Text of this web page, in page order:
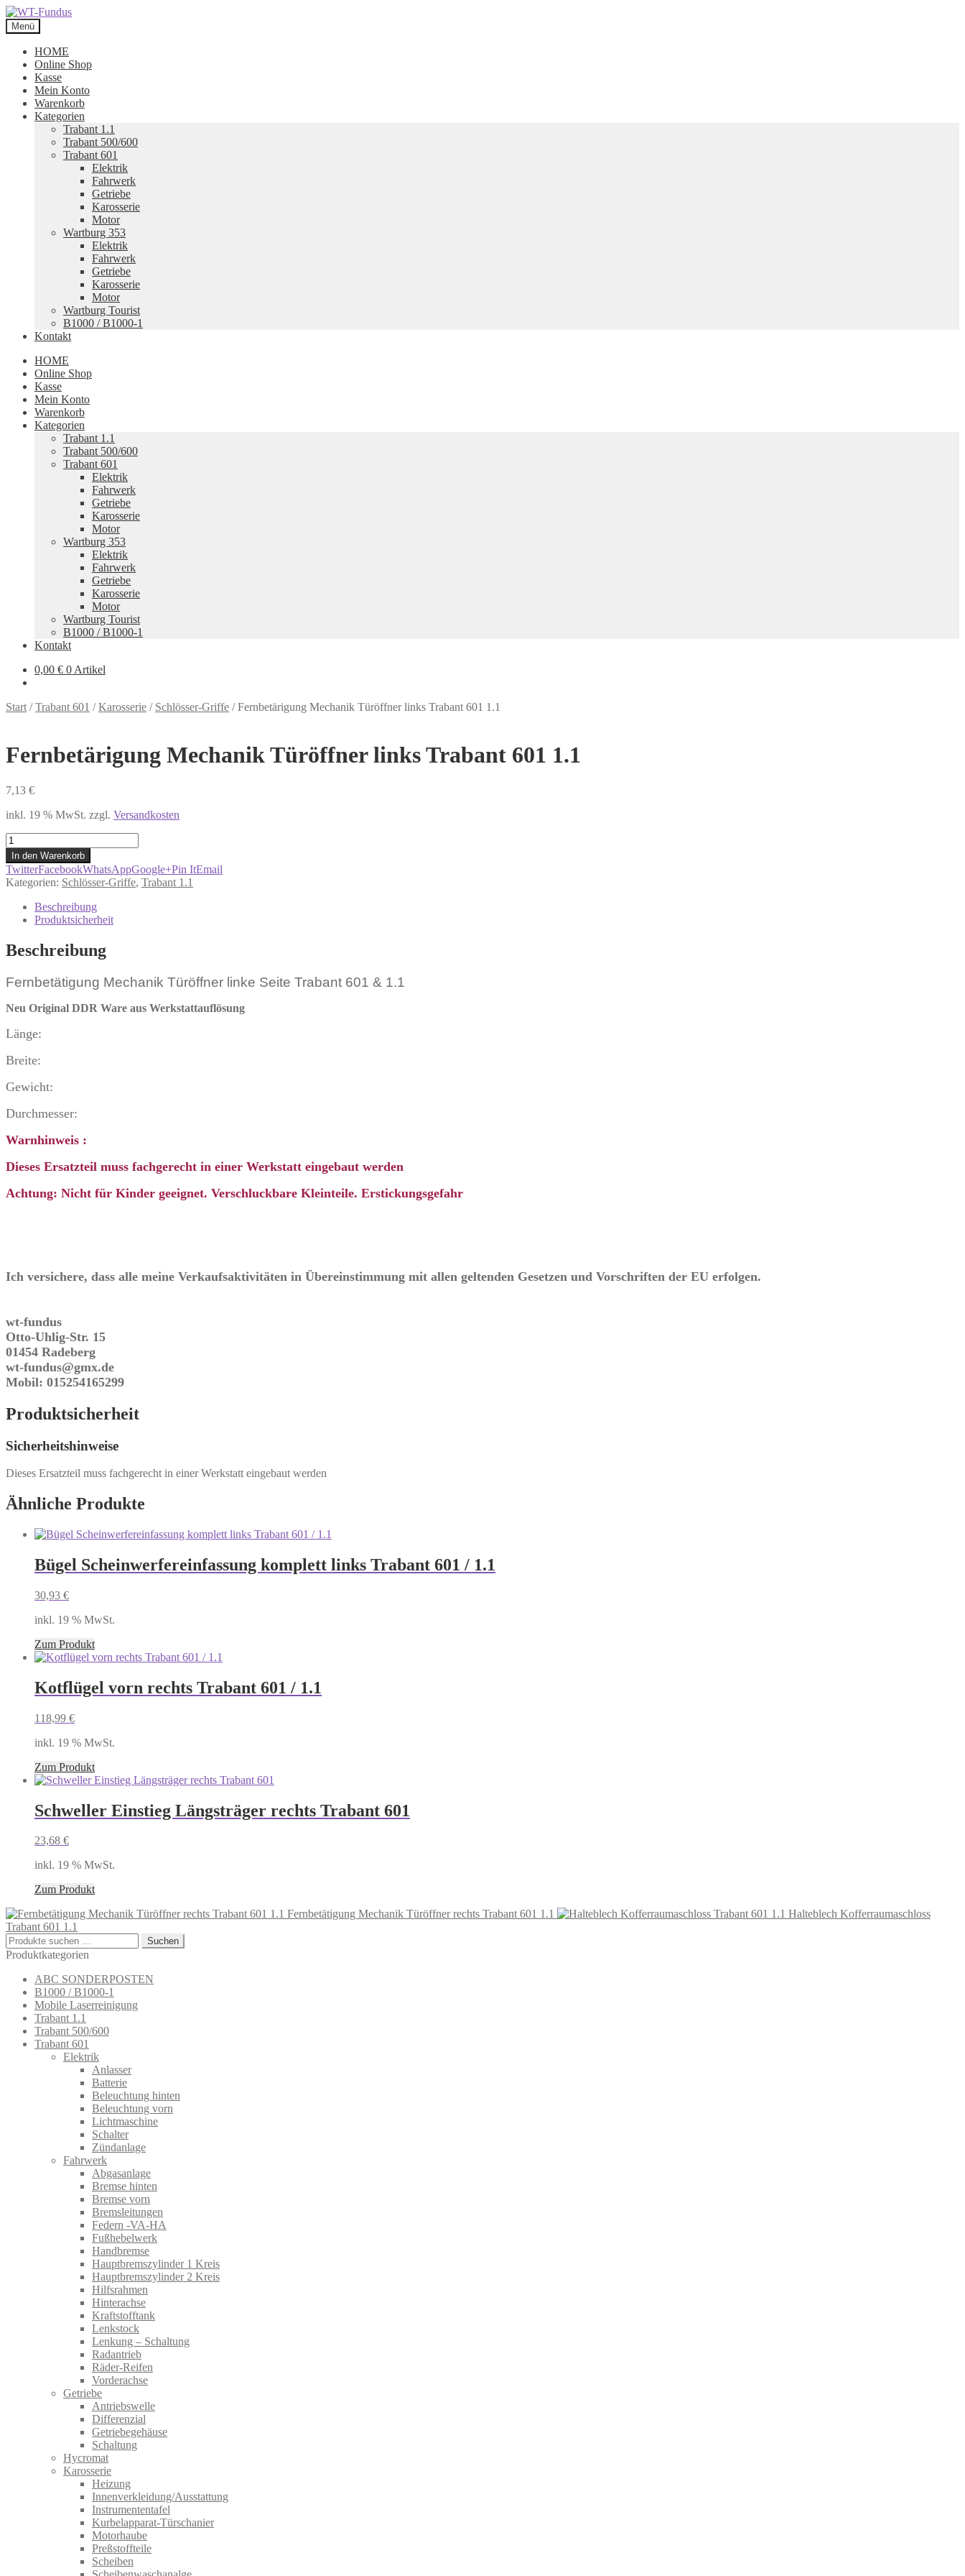
Zur
Navigation
springen
Zum
Inhalt
springen
Menü
HOME
Online Shop
Kasse
Mein Konto
Warenkorb
Kategorien
Trabant 1.1
Trabant 500/600
Trabant 601
Elektrik
Fahrwerk
Getriebe
Karosserie
Motor
Wartburg 353
Elektrik
Fahrwerk
Getriebe
Karosserie
Motor
Wartburg Tourist
B1000 / B1000-1
Kontakt
HOME
Online Shop
Kasse
Mein Konto
Warenkorb
Kategorien
Trabant 1.1
Trabant 500/600
Trabant 601
Elektrik
Fahrwerk
Getriebe
Karosserie
Motor
Wartburg 353
Elektrik
Fahrwerk
Getriebe
Karosserie
Motor
Wartburg Tourist
B1000 / B1000-1
Kontakt
0,00 € 0 Artikel
Start /Trabant 601 /Karosserie / Schlösser-Griffe /Fernbetärigung Mechanik Türöffner links Trabant 601 1.1
Fernbetärigung Mechanik Türöffner links Trabant 601 1.1
7,13 €
inkl. 19 % MwSt. zzgl. Versandkosten
Fernbetärigung
Mechanik
Türöffner
links
Trabant
Menge
In den Warenkorb
TwitterFacebookWhatsAppGoogle+Pin ItEmail
Kategorien: Schlösser-Griffe, Trabant 1.1
Beschreibung
Produktsicherheit
Beschreibung
Fernbetätigung Mechanik Türöffner linke Seite Trabant 601 & 1.1
Neu Original DDR Ware aus Werkstattauflösung
Länge:
Breite:
Gewicht:
Durchmesser:
Warnhinweis :
Dieses Ersatzteil muss fachgerecht in einer Werkstatt eingebaut werden
Achtung: Nicht für Kinder geeignet. Verschluckbare Kleinteile. Erstickungsgefahr
Ich versichere, dass alle meine Verkaufsaktivitäten in Übereinstimmung mit allen geltenden Gesetzen und Vorschriften der EU erfolgen.
wt-fundus
Otto-Uhlig-Str. 15
01454 Radeberg
wt-fundus@gmx.de
Mobil: 015254165299
Produktsicherheit
Sicherheitshinweise
Dieses Ersatzteil muss fachgerecht in einer Werkstatt eingebaut werden
Ähnliche Produkte
Bügel Scheinwerfereinfassung komplett links Trabant 601 / 1.1
30,93 €
inkl. 19 % MwSt.
Zum Produkt
Kotflügel vorn rechts Trabant 601 / 1.1
118,99 €
inkl. 19 % MwSt.
Zum Produkt
Schweller Einstieg Längsträger rechts Trabant 601
23,68 €
inkl. 19 % MwSt.
Zum Produkt
Fernbetätigung Mechanik Türöffner rechts Trabant 601 1.1
Halteblech Kofferraumaschloss
Trabant 601 1.1
Suchen
nach:
Suchen
Produktkategorien
ABC SONDERPOSTEN
B1000 / B1000-1
Mobile Laserreinigung
Trabant 1.1
Trabant 500/600
Trabant 601
Elektrik
Anlasser
Batterie
Beleuchtung hinten
Beleuchtung vorn
Lichtmaschine
Schalter
Zündanlage
Fahrwerk
Abgasanlage
Bremse hinten
Bremse vorn
Bremsleitungen
Federn -VA-HA
Fußhebelwerk
Handbremse
Hauptbremszylinder 1 Kreis
Hauptbremszylinder 2 Kreis
Hilfsrahmen
Hinterachse
Kraftstofftank
Lenkstock
Lenkung – Schaltung
Radantrieb
Räder-Reifen
Vorderachse
Getriebe
Antriebswelle
Differenzial
Getriebegehäuse
Schaltung
Hycromat
Karosserie
Heizung
Innenverkleidung/Ausstattung
Instrumententafel
Kurbelapparat-Türschanier
Motorhaube
Preßstoffteile
Scheiben